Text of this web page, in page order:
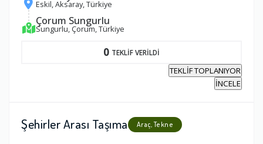
Eskil, Aksaray, Türkiye
Çorum Sungurlu
Sungurlu, Çorum, Türkiye
0 TEKLİF VERİLDİ
TEKLİF TOPLANIYOR
İNCELE
Şehirler Arası Taşıma Araç, Tekne